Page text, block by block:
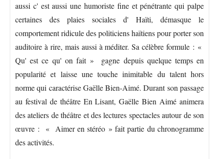
aussi c' est aussi une humoriste fine et pénétrante qui palpe
certaines des plaies sociales d' Haïti, démasque le
comportement ridicule des politiciens haïtiens pour porter son
auditoire à rire, mais aussi à méditer. Sa célèbre formule : «
Qu' est ce qu' on fait » gagne depuis quelque temps en
popularité et laisse une touche inimitable du talent hors
norme qui caractérise Gaëlle Bien-Aimé. Durant son passage
au festival de théâtre En Lisant, Gaëlle Bien Aimé animera
des ateliers de théâtre et des lectures spectacles autour de son
œuvre : « Aimer en stéréo » fait partie du chronogramme
des activités.